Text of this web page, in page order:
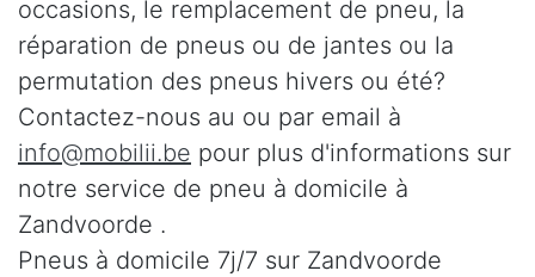
occasions, le remplacement de pneu, la
réparation de pneus ou de jantes ou la
permutation des pneus hivers ou été?
Contactez-nous au ou par email à
info@mobilii.be pour plus d'informations sur
notre service de pneu à domicile à
Zandvoorde .
Pneus à domicile 7j/7 sur Zandvoorde